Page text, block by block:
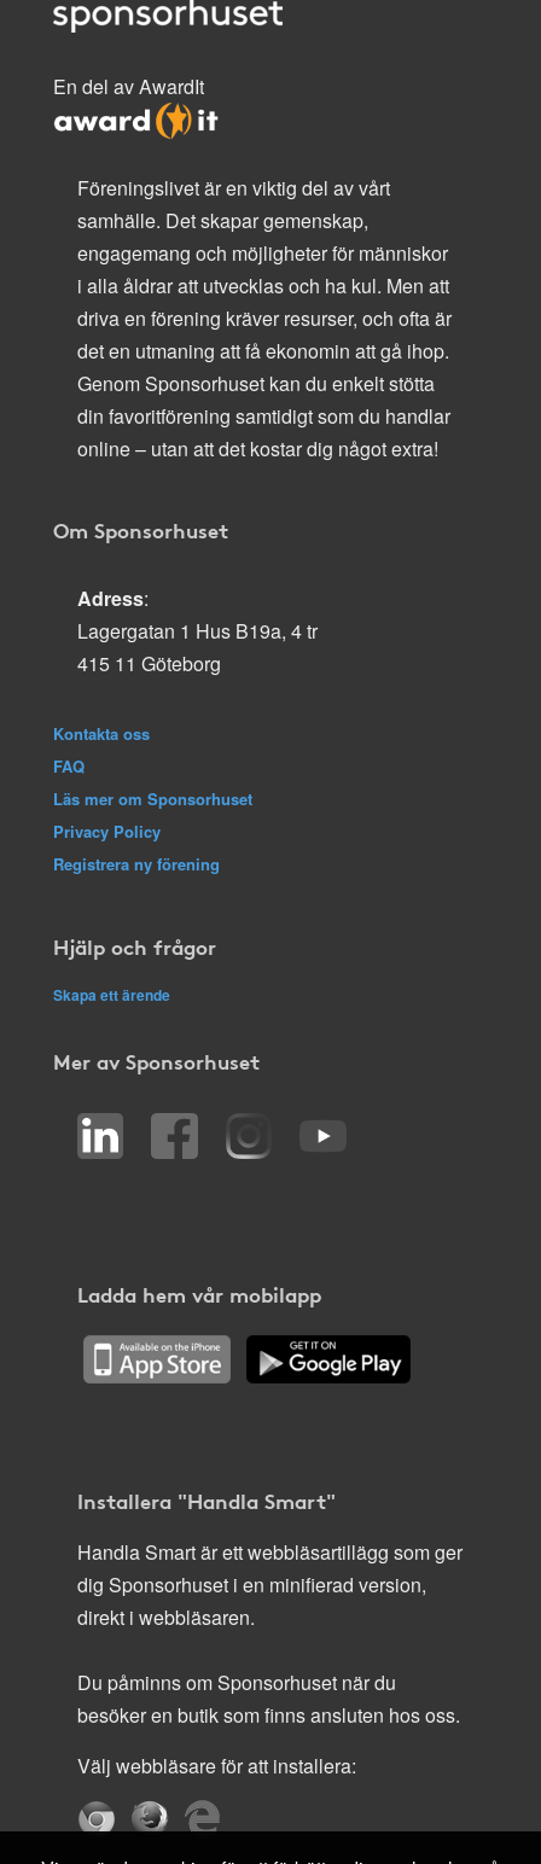
En del av AwardIt
Föreningslivet är en viktig del av vårt
samhälle. Det skapar gemenskap,
engagemang och möjligheter för människor
i alla åldrar att utvecklas och ha kul. Men att
driva en förening kräver resurser, och ofta är
det en utmaning att få ekonomin att gå ihop.
Genom Sponsorhuset kan du enkelt stötta
din favoritförening samtidigt som du handlar
online – utan att det kostar dig något extra!
Om Sponsorhuset
Adress:
Lagergatan 1 Hus B19a, 4 tr
415 11 Göteborg
Kontakta oss
FAQ
Läs mer om Sponsorhuset
Privacy Policy
Registrera ny förening
Hjälp och frågor
Skapa ett ärende
Mer av Sponsorhuset
Ladda hem vår mobilapp
Installera "Handla Smart"
Handla Smart är ett webbläsartillägg som ger
dig Sponsorhuset i en minifierad version,
direkt i webbläsaren.
Du påminns om Sponsorhuset när du
besöker en butik som finns ansluten hos oss.
Välj webbläsare för att installera: